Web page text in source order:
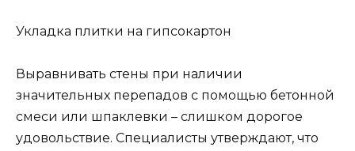
Укладка плитки на гипсокартон
Выравнивать стены при наличии
значительных перепадов с помощью бетонной
смеси или шпаклевки – слишком дорогое
удовольствие. Специалисты утверждают, что